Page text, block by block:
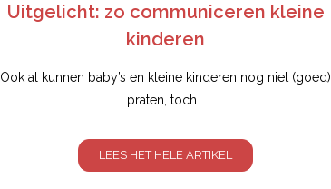
Uitgelicht: zo communiceren kleine
kinderen
Ook al kunnen baby’s en kleine kinderen nog niet (goed)
praten, toch...
LEES HET HELE ARTIKEL